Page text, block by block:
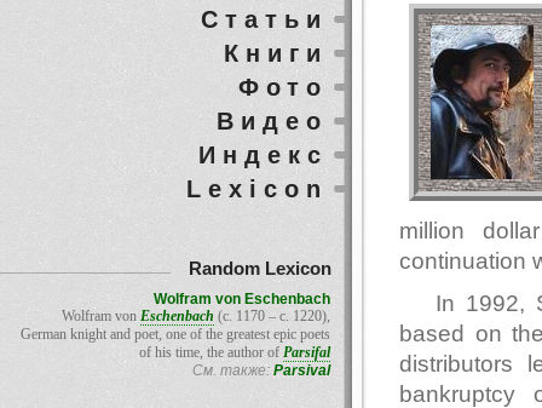
million
continuation
In 1992,
based on
distributors
bankruptcy
Статьи
Книги
Фото
Видео
Индекс
Lexicon
Random Lexicon
Wolfram von Eschenbach
Wolfram von Eschenbach (c. 1170 – c. 1220),
German knight and poet, one of the greatest epic poets
of his time, the author of Parsifal
См. также: Parsival